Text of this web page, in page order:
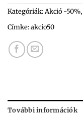
Kategóriák:Akció -50%,
Címke:akcio50
További információk